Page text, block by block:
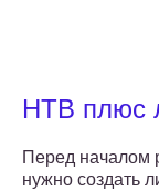
НТВ плюс
Перед началом
нужно создать